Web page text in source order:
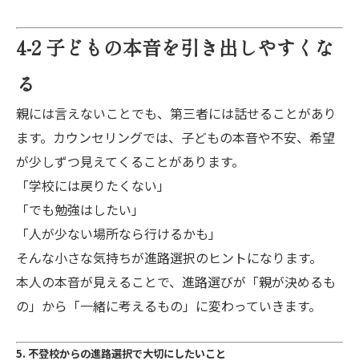
4-2 子どもの本音を引き出しやすくな
る
親には言えないことでも、第三者には話せることがあり
ます。カウンセリングでは、子どもの本音や不安、希望
が少しずつ見えてくることがあります。
「学校には戻りたくない」
「でも勉強はしたい」
「人が少ない場所なら行けるかも」
そんな小さな気持ちが進路選択のヒントになります。
本人の本音が見えることで、進路選びが「親が決めるも
の」から「一緒に考えるもの」に変わっていきます。
5. 不登校からの進路選択で大切にしたいこと